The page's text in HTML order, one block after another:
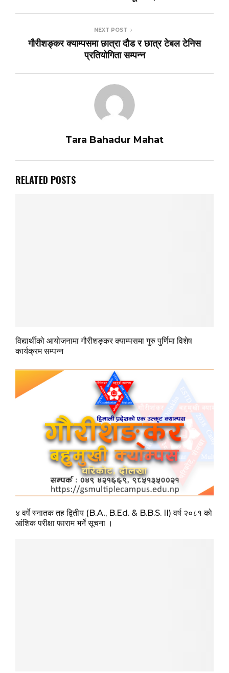
NEXT POST
गौरीशङ्कर क्याम्पसमा छात्रा दौड र छात्र टेबल टेनिस
प्रतियोगिता सम्पन्न
Tara Bahadur Mahat
RELATED POSTS
विद्यार्थीको आयोजनामा गौरीशङ्कर क्याम्पसमा गुरु पुर्णिमा विशेष
कार्यक्रम सम्पन्न
४ वर्षे स्नातक तह द्वितीय (B.A., B.Ed. & B.B.S. II) वर्ष २०८१ को
आंशिक परीक्षा फाराम भर्ने सूचना ।